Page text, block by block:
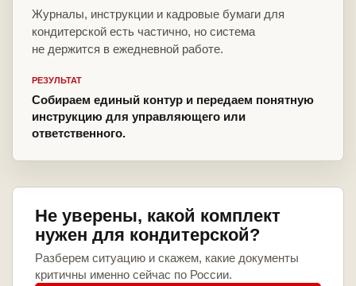
Журналы, инструкции и кадровые бумаги для
кондитерской есть частично, но система
не держится в ежедневной работе.
РЕЗУЛЬТАТ
Собираем единый контур и передаем понятную
инструкцию для управляющего или
ответственного.
Не уверены, какой комплект
нужен для кондитерской?
Разберем ситуацию и скажем, какие документы
критичны именно сейчас по России.